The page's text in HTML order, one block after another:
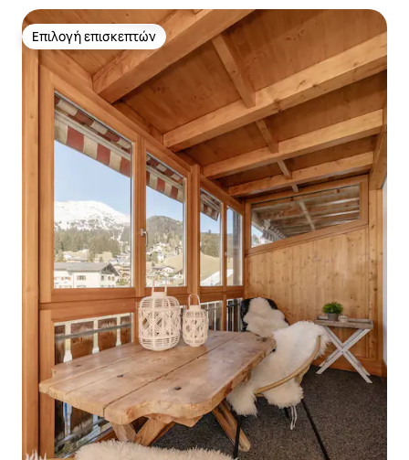
Επιλογή επισκεπτών
Επιλογή επισκεπτών